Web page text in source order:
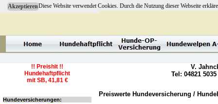
AkzeptierenDiese Website verwendet Cookies. Durch die Nutzung dieser Webseite
Preiswerte Hundeversicherung /
V.
Tel: 04821
!! Preishit !!
Hundehaftpflicht
mit SB, 41,81 €
Hundeversicherungen: